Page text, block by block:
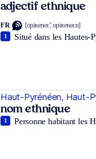
adjectif ethnique
FR [opiʀeneɛ̃, opiʀeneɛn]
Situé dans les Hautes-
1
Haut-Pyrénéen, Haut-
nom ethnique
Personne habitant les
1